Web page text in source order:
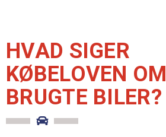
HVAD SIGER
KØBELOVEN OM
BRUGTE BILER?